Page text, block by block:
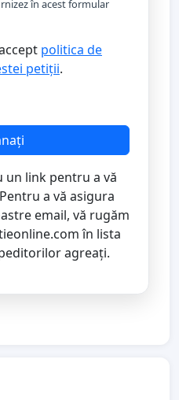
în acest formular
politica de
petiții.
un link pentru a vă
a vă asigura
email, vă rugăm
în lista
agreați.